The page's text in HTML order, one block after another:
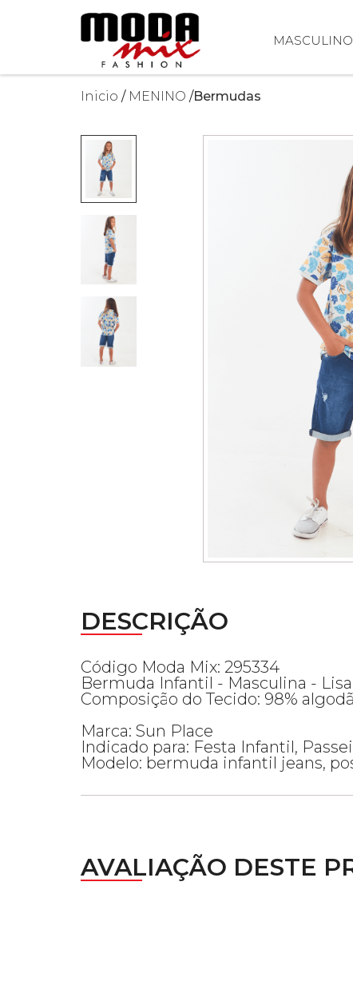
MASCULINO
Inicio MENINO Bermudas
DESCRIÇÃO
Código Moda Mix: 295334
Bermuda Infantil - Masculina - Lisa
Composição do Tecido: 98%
Marca: Sun Place
Indicado para: Festa Infantil,
Modelo: bermuda infantil jeans,
AVALIAÇÃO DESTE